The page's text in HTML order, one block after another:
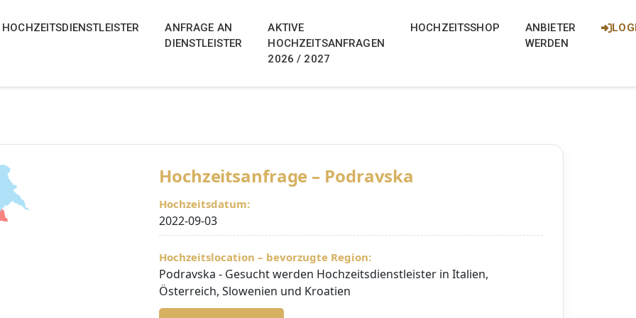
Destination- und lokalen Hochzeiten in Slowenien, Österreich, Italien, Kroatien und Ungarn mit
und Hochzeitsforum 2026 2027 2028
HOCHZEITSDIENSTLEISTER
ANFRAGE AN
DIENSTLEISTER
AKTIVE
HOCHZEITSANFRAGEN
2026 / 2027
HOCHZEITSSHOP
ANBIETER
WERDEN
Hochzeitsanfrage – Podravska
Hochzeitsdatum:
2022-09-03
Hochzeitslocation – bevorzugte Region:
Podravska - Gesucht werden Hochzeitsdienstleister in Italien,
Österreich, Slowenien und Kroatien